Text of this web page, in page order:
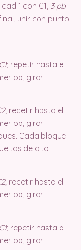
1 con C1, 3 pb
unir con punto
; repetir hasta el
pb, girar
; repetir hasta el
pb, girar
Cada bloque
de alto
; repetir hasta el
pb, girar
; repetir hasta el
pb, girar